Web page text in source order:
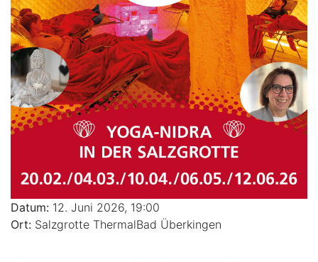
Datum: 12. Juni 2026, 19:00
Ort: Salzgrotte ThermalBad Überkingen